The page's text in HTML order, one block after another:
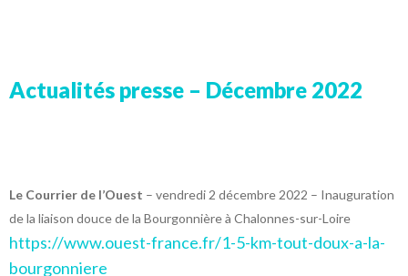
Actualités presse – Décembre 2022
Le Courrier de l’Ouest – vendredi 2 décembre 2022 – Inauguration
de la liaison douce de la Bourgonnière à Chalonnes-sur-Loire
https://www.ouest-france.fr/1-5-km-tout-doux-a-la-
bourgonniere